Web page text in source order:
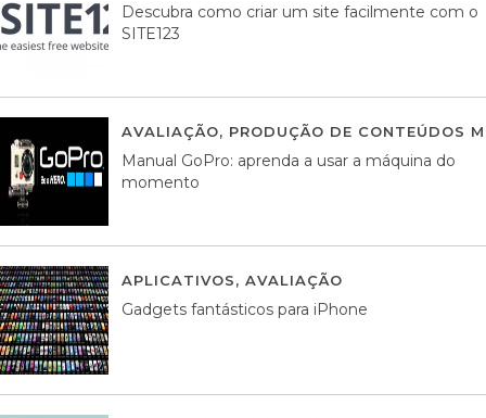
Descubra como criar um site facilmente com o
SITE123
AVALIAÇÃO, PRODUÇÃO DE CONTEÚDOS
Manual GoPro: aprenda a usar a máquina do
momento
APLICATIVOS, AVALIAÇÃO
Gadgets fantásticos para iPhone